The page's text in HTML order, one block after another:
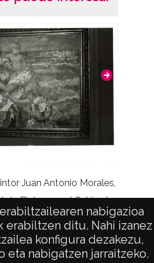
nabigazioa
erabiltzen ditu. Nahi izanez
konfigura dezakezu,
eta nabigatzen jarraitzeko.
Juan Antonio Morales,
de Pintura en el Salón de
Ezquerra, del 1 al 10
octubre